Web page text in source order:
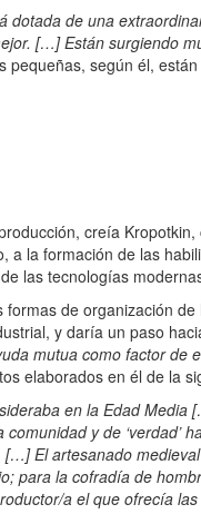
dotada de una
[…] Están surgiendo
pequeñas, según él,
creía
a la formación de las
las tecnologías
formas de organización
y daría un paso
mutua como factor de
elaborados en él de la
en la Edad
comunidad y de
El artesanado
para la cofradía de
a el que ofrecía